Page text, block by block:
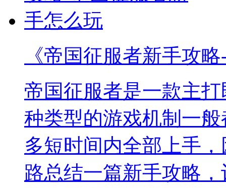
《帝国征服者新手攻
帝国征服者是一款主
种类型的游戏机制一
多短时间内全部上手
路总结一篇新手攻略